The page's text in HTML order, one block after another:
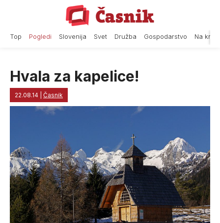
Top Pogledi Slovenija Svet Družba Gospodarstvo Na
Hvala za kapelice!
22.08.14 Časnik